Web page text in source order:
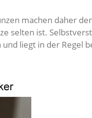
machen daher
selten ist.
liegt in der Regel